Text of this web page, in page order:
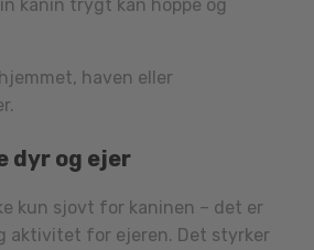
kanin trygt kan hoppe og
haven eller
dyr og ejer
kun sjovt for kaninen – det er
aktivitet for ejeren. Det styrker